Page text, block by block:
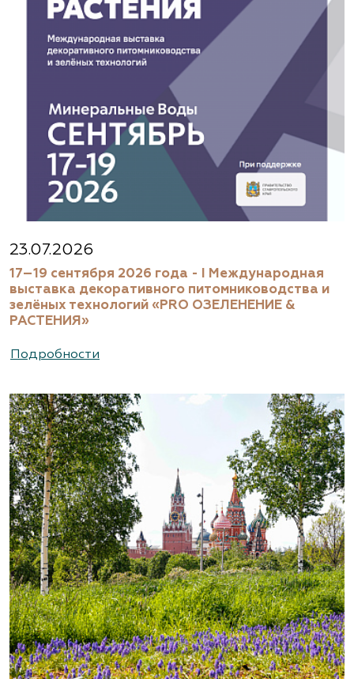
23.07.2026
17–19 сентября 2026 года - I Международная
выставка декоративного питомниководства и
зелёных технологий «PRO ОЗЕЛЕНЕНИЕ &
РАСТЕНИЯ»
Подробности